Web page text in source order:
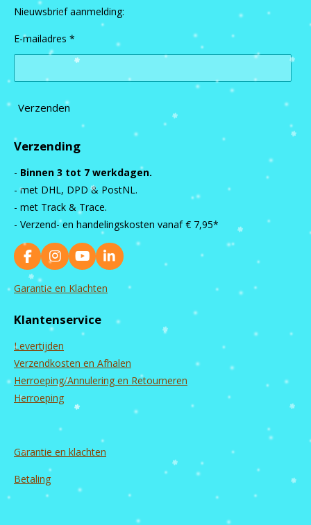
Nieuwsbrief aanmelding:
E-mailadres *
Verzenden
Verzending
- Binnen 3 tot 7 werkdagen.
- met DHL, DPD & PostNL.
- met Track & Trace.
- Verzend- en handelingskosten vanaf € 7,95*
F
a
c
o
k
I
n
s
g
a
m
Y
o
u
b
e
L
i
Garantie en Klachten
Klantenservice
Levertijden
Verzendkosten en Afhalen
Herroeping/Annulering en Retourneren
Herroeping
Garantie en klachten
Betaling